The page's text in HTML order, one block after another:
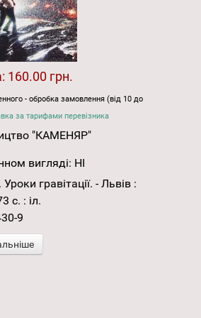
160.00 грн.
- обробка замовлення (від 10 до
за тарифами перевізника
"КАМЕНЯР"
вигляді: НІ
гравітації. - Львів :
с. : іл.
9